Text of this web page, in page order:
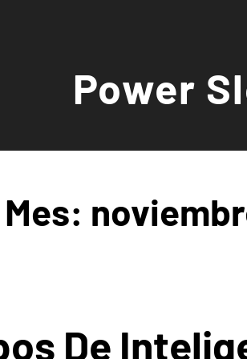
Power
Mes:
De